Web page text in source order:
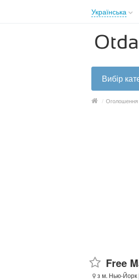
Українська
English
Русский
Вибір
/
Free
з м. Нью-Йорк